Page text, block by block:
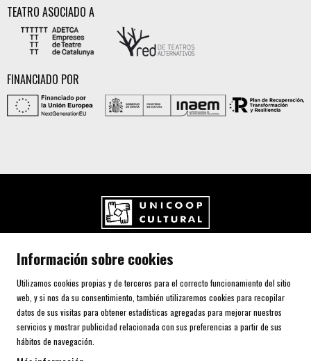
TEATRO ASOCIADO A
FINANCIADO POR
Carrer de l'Aurora, 80 (Plaça de Cal Font)
Telf. 93 805 00 75
AVISO LEGAL Y POLÍTICA DE PRIVACIDAD
Información sobre cookies
Utilizamos cookies propias y de terceros para el correcto funcionamiento del sitio
web, y si nos da su consentimiento, también utilizaremos cookies para recopilar
datos de sus visitas para obtener estadísticas agregadas para mejorar nuestros
servicios y mostrar publicidad relacionada con sus preferencias a partir de sus
hábitos de navegación.